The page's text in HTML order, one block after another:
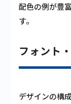
配色の例が豊
す。
フォント
デザインの構